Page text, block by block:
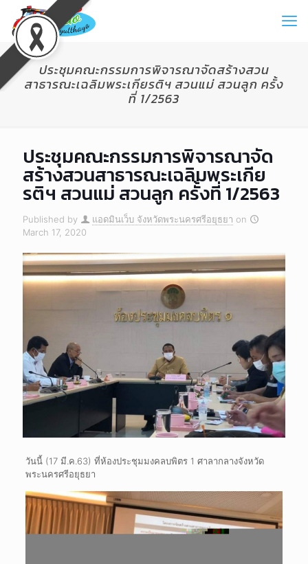
ประชุมคณะกรรมการพิจารณาจัดสร้างสวน
สาธารณะเฉลิมพระเกียรติฯ สวนแม่ สวนลูก ครั้ง
ที่ 1/2563
ประชุมคณะกรรมการพิจารณาจัด
สร้างสวนสาธารณะเฉลิมพระเกีย
รติฯ สวนแม่ สวนลูก ครั้งที่ 1/2563
Published by แอดมินเว็บ จังหวัดพระนครศรีอยุธยา on
March 17, 2020
วันนี้ (17 มี.ค.63) ที่ห้องประชุมมงคลบพิตร 1 ศาลากลางจังหวัด
พระนครศรีอยุธยา